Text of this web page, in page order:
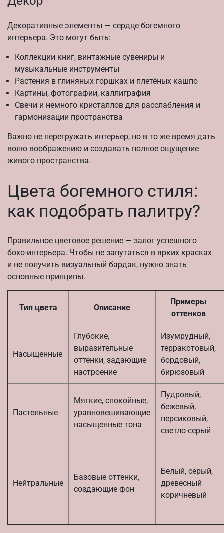
Декоративные элементы — сердце богемного
интерьера. Это могут быть:
Коллекции книг, винтажные сувениры и
музыкальные инструменты
Растения в глиняных горшках и плетёных кашпо
Картины, фотографии, каллиграфия
Свечи и немного кристаллов для расслабления и
гармонизации пространства
Важно не перегружать интерьер, но в то же время дать
волю воображению и создавать полное ощущение
живого пространства.
Цвета богемного стиля:
как подобрать палитру?
Правильное цветовое решение — залог успешного
бохо-интерьера. Чтобы не запутаться в ярких красках
и не получить визуальный бардак, нужно знать
основные принципы.
Тип цвета Описание
Примеры
оттенков
Насыщенные
Глубокие,
выразительные
оттенки, задающие
настроение
Изумрудный,
терракотовый,
бордовый,
бирюзовый
Пастельные
Мягкие, спокойные,
уравновешивающие
насыщенные тона
Пудровый,
бежевый,
персиковый,
светло-серый
Нейтральные
Базовые оттенки,
создающие фон
Белый, серый,
древесный
коричневый